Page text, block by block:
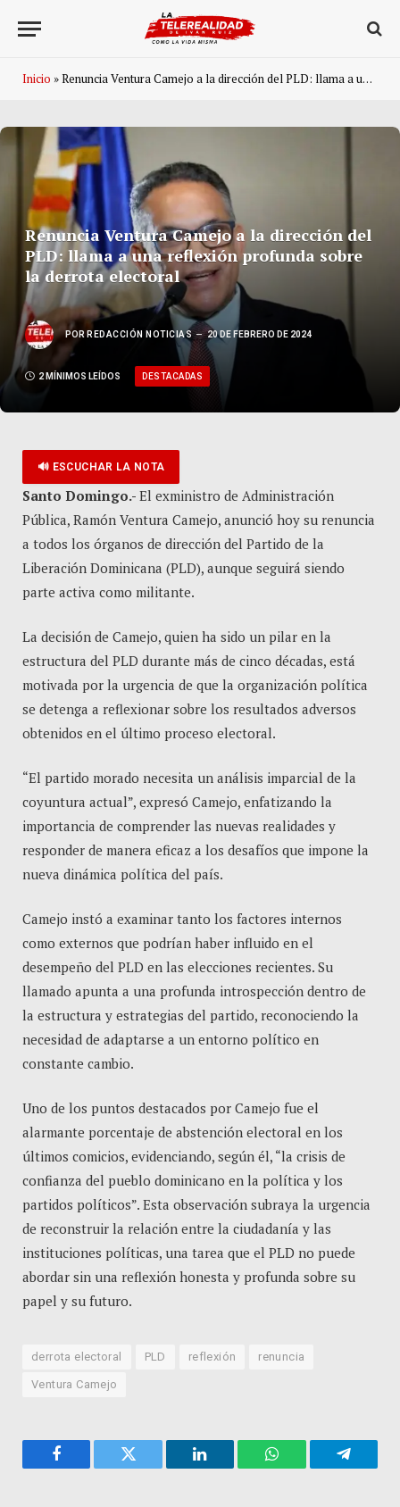
Inicio »Renuncia Ventura Camejo a la dirección del PLD: llama a una reflexión profunda sobre la derrota electoral
Renuncia Ventura Camejo a la dirección del
PLD: llama a una reflexión profunda sobre
la derrota electoral
POR REDACCIÓN NOTICIAS 20 DE FEBRERO DE 2024
2 MÍNIMOS LEÍDOS DESTACADAS
🔊 ESCUCHAR LA NOTA
Santo Domingo.- El exministro de Administración
Pública, Ramón Ventura Camejo, anunció hoy su renuncia
a todos los órganos de dirección del Partido de la
Liberación Dominicana (PLD), aunque seguirá siendo
parte activa como militante.
La decisión de Camejo, quien ha sido un pilar en la
estructura del PLD durante más de cinco décadas, está
motivada por la urgencia de que la organización política
se detenga a reflexionar sobre los resultados adversos
obtenidos en el último proceso electoral.
“El partido morado necesita un análisis imparcial de la
coyuntura actual”, expresó Camejo, enfatizando la
importancia de comprender las nuevas realidades y
responder de manera eficaz a los desafíos que impone la
nueva dinámica política del país.
Camejo instó a examinar tanto los factores internos
como externos que podrían haber influido en el
desempeño del PLD en las elecciones recientes. Su
llamado apunta a una profunda introspección dentro de
la estructura y estrategias del partido, reconociendo la
necesidad de adaptarse a un entorno político en
constante cambio.
Uno de los puntos destacados por Camejo fue el
alarmante porcentaje de abstención electoral en los
últimos comicios, evidenciando, según él, “la crisis de
confianza del pueblo dominicano en la política y los
partidos políticos”. Esta observación subraya la urgencia
de reconstruir la relación entre la ciudadanía y las
instituciones políticas, una tarea que el PLD no puede
abordar sin una reflexión honesta y profunda sobre su
papel y su futuro.
derrota electoral PLD reflexión renuncia
Ventura Camejo
Facebook Twitter LinkedIn WhatsApp